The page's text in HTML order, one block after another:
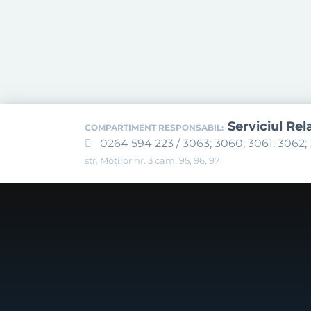
COMPARTIMENT RESPONSABIL: Serviciul
0264 594 223 / 3063; 3060; 3061; 3062;
str. Moților nr. 3 cam. 95, 96, 97